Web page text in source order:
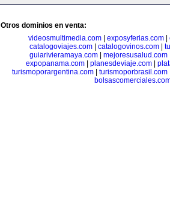
Otros dominios en venta:
videosmultimedia.com
exposyferias.com
catalogoviajes.com| catalogovinos.com|
guiarivieramaya.com
mejoresusalud.com
expopanama.com| planesdeviaje.com|
turismoporargentina.com| turismoporbrasil.com